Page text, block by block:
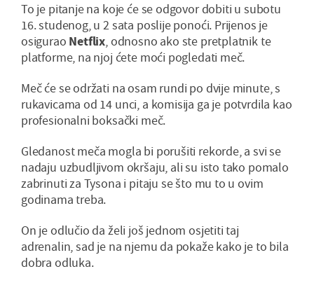
To je pitanje na koje će se odgovor dobiti u subotu
16. studenog, u 2 sata poslije ponoći. Prijenos je
osigurao Netflix, odnosno ako ste pretplatnik te
platforme, na njoj ćete moći pogledati meč.
Meč će se održati na osam rundi po dvije minute, s
rukavicama od 14 unci, a komisija ga je potvrdila kao
profesionalni boksački meč.
Gledanost meča mogla bi porušiti rekorde, a svi se
nadaju uzbudljivom okršaju, ali su isto tako pomalo
zabrinuti za Tysona i pitaju se što mu to u ovim
godinama treba.
On je odlučio da želi još jednom osjetiti taj
adrenalin, sad je na njemu da pokaže kako je to bila
dobra odluka.